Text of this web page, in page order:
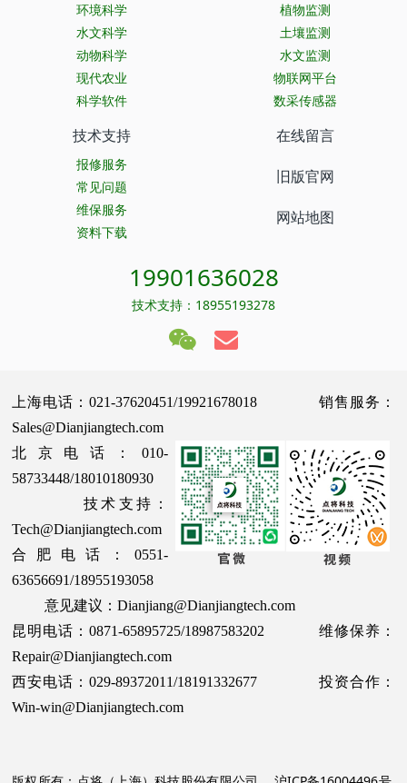
环境科学
水文科学
动物科学
现代农业
科学软件
植物监测
土壤监测
水文监测
物联网平台
数采传感器
技术支持
报修服务
常见问题
维保服务
资料下载
在线留言
旧版官网
网站地图
19901636028
技术支持：18955193278
上海电话：021-37620451/19921678018 销售服务：
Sales@Dianjiangtech.com
北京电话：010-
58733448/18010180930
技术支持：
Tech@Dianjiangtech.com
合肥电话：0551-
63656691/18955193058
意见建议：Dianjiang@Dianjiangtech.com
昆明电话：0871-65895725/18987583202 维修保养：
Repair@Dianjiangtech.com
西安电话：029-89372011/18191332677 投资合作：
Win-win@Dianjiangtech.com